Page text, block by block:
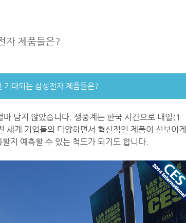
자 제품들은?
대되는 삼성전자 제품들은?
남지 않았습니다. 생중계는 한국 시간으로 내일(1
계 기업들의 다양하면서 혁신적인 제품이 선보이게
지 예측할 수 있는 척도가 되기도 합니다.